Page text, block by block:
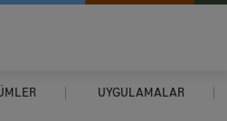
UYGULAMALAR